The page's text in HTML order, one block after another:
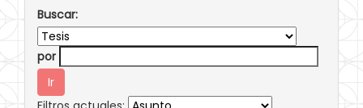
Buscar:
por